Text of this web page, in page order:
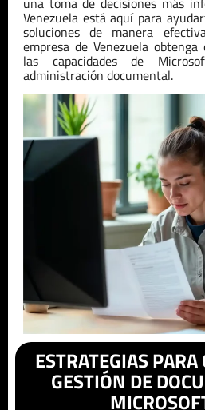
Venezuela está aquí para
soluciones de manera
empresa de Venezuela obtenga
las capacidades de
administración documental.
ESTRATEGIAS
GESTIÓN DE